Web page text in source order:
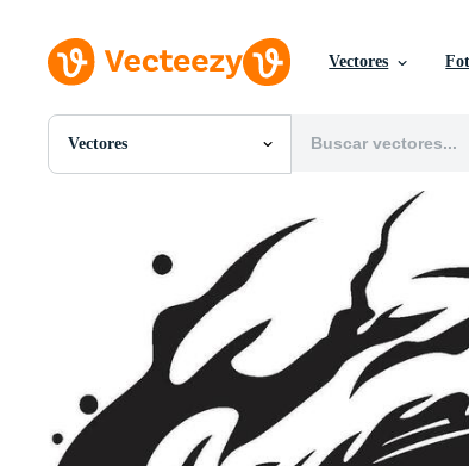
Vectores
Vectores
Todas Imágenes
Vectores
Gráficos en Movimiento
Imágenes Editoriales
Eventos Editoriales